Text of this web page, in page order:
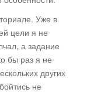
Уже в
цели я не
а задание
бы раз я не
других
не